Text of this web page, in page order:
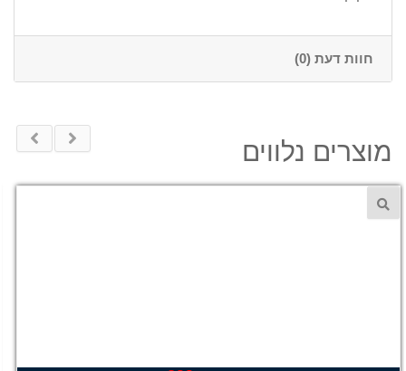
חוות דעת (0)
מוצרים נלווים